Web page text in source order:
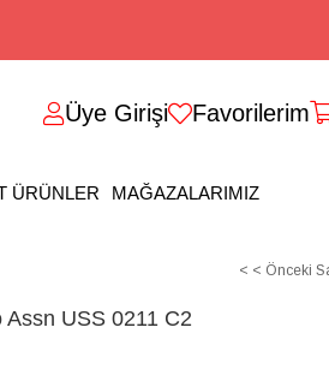
Üye Girişi Favorilerim
ÜRÜNLER MAĞAZALARIMIZ
< < Önceki
USS 0211 C2